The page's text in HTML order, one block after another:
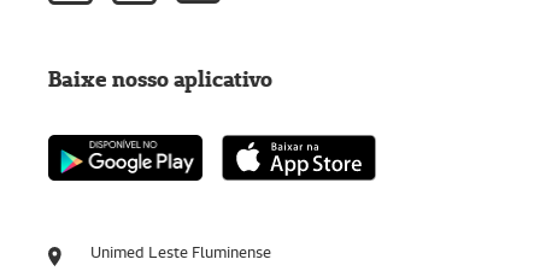
Unimed Leste Fluminense
Baixe nosso aplicativo